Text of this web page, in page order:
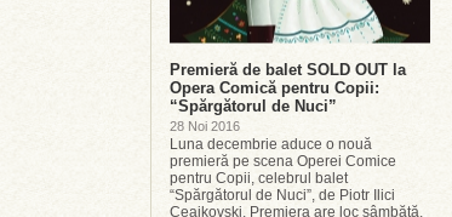
Premieră de balet SOLD OUT la
Opera Comică pentru Copii:
“Spărgătorul de Nuci”
28 Noi 2016
Luna decembrie aduce o nouă
premieră pe scena Operei Comice
pentru Copii, celebrul balet
“Spărgătorul de Nuci”, de Piotr Ilici
Ceaikovski. Premiera are loc sâmbătă,